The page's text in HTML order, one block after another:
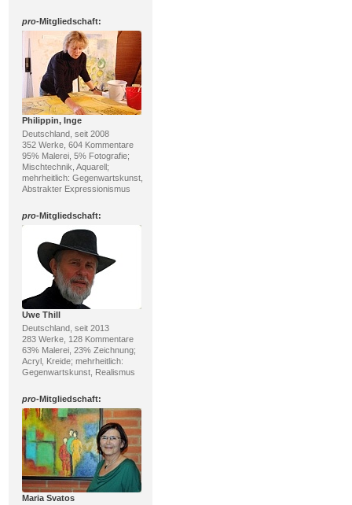
pro-Mitgliedschaft:
Philippin, Inge
Deutschland, seit 2008
352 Werke, 604 Kommentare
95% Malerei, 5% Fotografie;
Mischtechnik, Aquarell;
mehrheitlich: Gegenwartskunst,
Abstrakter Expressionismus
pro-Mitgliedschaft:
Uwe Thill
Deutschland, seit 2013
283 Werke, 128 Kommentare
63% Malerei, 23% Zeichnung;
Acryl, Kreide; mehrheitlich:
Gegenwartskunst, Realismus
pro-Mitgliedschaft:
Maria Svatos